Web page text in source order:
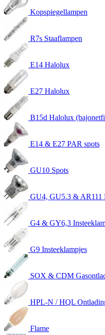
Kopspiegellampen
R7s Staaflampen
E14 Halolux
E27 Halolux
B15d Halolux
E14 & E27 PAR spots
GU10 Spots
GU4, GU5.3 & AR111
G4 & GY6,3
G9 Insteeklampjes
SOX & CDM
HPL-N / HQL
Flame